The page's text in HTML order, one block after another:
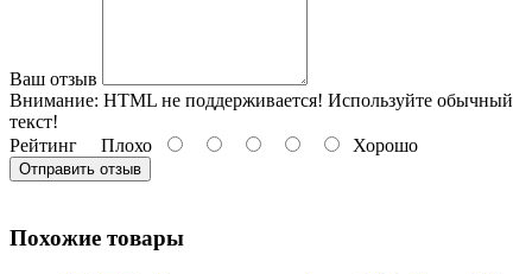
Ваш отзыв
Внимание: HTML не поддерживается! Используйте обычный
текст!
Рейтинг Плохо Хорошо
Отправить отзыв
Похожие товары